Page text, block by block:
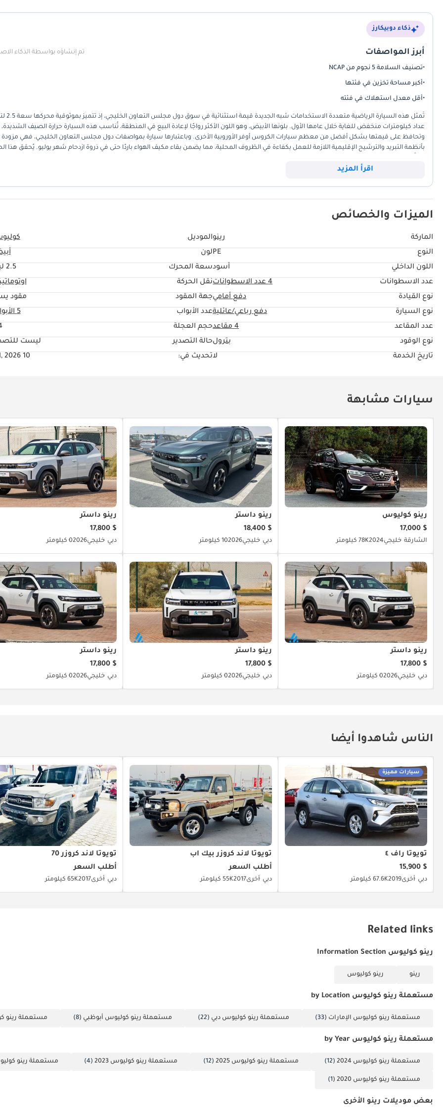
ذكاء دوبيكارز
أبرز المواصفات تم إنشاؤه بواسطة الذكاء
•تصنيف السلامة 5 نجوم من NCAP
•أكبر مساحة تخزين في فئتها
•أقل معدل استهلاك في فئته
تُمثل هذه السيارة الرياضية
عداد كيلومترات منخفض للغاية خلال عامها الأول. بلونها الأبيض، وهو اللون الأكثر رواجًا لإعادة البيع في المنطقة، تُناسب هذه السيارة حرارة الصيف الشديدة،
وتحافظ على قيمتها بشكل أفضل من معظم سيارات الكروس أوفر الأوروبية الأخرى. وباعتبارها سيارة بمواصفات دول مجلس التعاون الخليجي، فهي مزودة
بأنظمة التبريد والترشيح الإقليمية اللازمة للعمل بكفاءة في الظروف المحلية، مما يضمن بقاء مكيف الهواء باردًا حتى في ذروة ازدحام شهر يوليو. يُحقق هذا
طراز من العام الحالي شهد بالفعل أكبر انخفاض في قيمته الأولية ولكنه لا يزال بحالة ممتازة، تُعد هذه السيارة خيارًا مثاليًا. يضمن الجمع بين مقصورتها الرحبة
اقرأ المزيد
الميزات والخصائص
الماركة رينوالموديل
النوع
PEلون
اللون الداخلي
أسودسعة المحرك
2.5 ليتر
عدد الاسطوانات
4عدد الاسطواناتنقل الحركة
نوع القيادة
دفع أماميجهة المقود
مقود
نوع السيارة
دفع رباعي/عائليةعدد الأبواب
5 الأبواب
عدد المقاعد
4 مقاعد حجم العجلة
نوع الوقود
بترولحالة التصدير
ليست
تاريخ الخدمة
لاتحديث في: 10 Jul, 2026
سيارات مشابهة
رينو كوليوس
$ 17,000
الشارقة خليجي202478K كيلومتر
رينو داستر
$ 18,400
دبي خليجي202610 كيلومتر
رينو داستر
$ 17,800
دبي خليجي20260 كيلومتر
رينو داستر
$ 17,800
دبي خليجي20260 كيلومتر
رينو داستر
$ 17,800
دبي خليجي20260 كيلومتر
رينو داستر
$ 17,800
دبي خليجي20260 كيلومتر
الناس شاهدوا أيضا
سيارات مميزة
تويوتا راف ٤
$ 15,900
دبي أخرى201967.6K كيلومتر
تويوتا لاند كروزر بيك آب
أطلب السعر
دبي أخرى201755K كيلومتر
تويوتا لاند كروزر 70
أطلب السعر
دبي أخرى201765K كيلومتر
Related links
رينو كوليوس Information Section
رينو رينو كوليوس
مستعملة رينو كوليوس by Location
مستعملة رينو كوليوس الإمارات (33) مستعملة رينو كوليوس دبي (22) مستعملة رينو كوليوس أبوظبي (8) مستعملة رينو
مستعملة رينو كوليوس by Year
مستعملة رينو كوليوس 2024 (12) مستعملة رينو كوليوس 2025 (12) مستعملة رينو كوليوس 2023 (4) مستعملة رينو كوليوس
مستعملة رينو كوليوس 2020 (1)
بعض موديلات رينو الأخرى